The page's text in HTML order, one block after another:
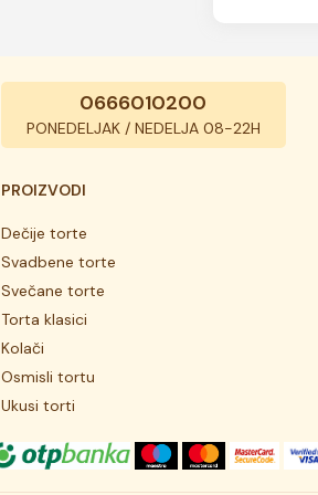
0666010200
PONEDELJAK / NEDELJA 08-22H
PROIZVODI
Dečije torte
Svadbene torte
Svečane torte
Torta klasici
Kolači
Osmisli tortu
Ukusi torti